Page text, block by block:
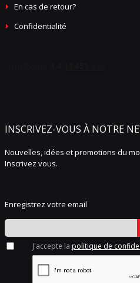
En cas de retour?
Confidentialité
INSCRIVEZ-VOUS À NOTRE
Nouvelles, idées et promotions du
Inscrivez vous.
Enregistrez votre email
J'accepte la politique de